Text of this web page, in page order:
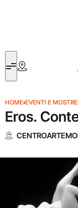
HOME›EVENTI E MOSTRE
Eros.